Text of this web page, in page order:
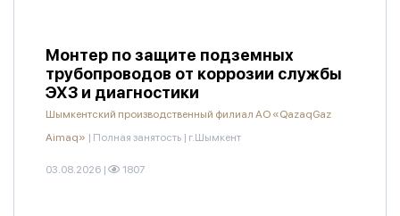
Монтер по защите подземных
трубопроводов от коррозии службы
ЭХЗ и диагностики
Шымкентский производственный филиал АО «QazaqGaz
Aimaq» | Полная занятость | г.Шымкент
03.08.2026 | 1807